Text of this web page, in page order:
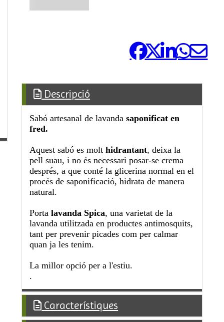
Descripció
Sabó artesanal de lavandasaponificat en
fred.
Aquest sabó es molthidrantant, deixa la
pell suau, i no és necessari posar-se crema
després, a que conté la glicerina normal en el
procés de saponificació, hidrata de manera
natural.
Portalavanda Spica, una varietat de la
lavanda utilitzada en productes antimosquits,
tant per prevenir picades com per calmar
quan ja les tenim.
La millor opció per a l'estiu.
.
Característiques